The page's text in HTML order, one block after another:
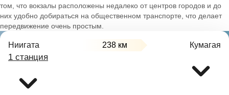
том, что вокзалы расположены недалеко от центров городов и до
них удобно добираться на общественном транспорте, что делает
передвижение очень простым.
Ниигата 238 км Кумагая
1 станция